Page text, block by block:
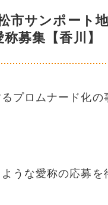
サンポート
募集【香川】
プロムナード化の
うな愛称の応募を